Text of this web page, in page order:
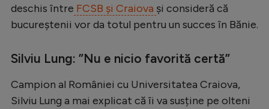
EURO 2024
Clasamente
deschis între FCSB și Craiova și consideră că
bucureștenii vor da totul pentru un succes în Bănie.
Silviu Lung: ”Nu e nicio favorită certă”
Campion al României cu Universitatea Craiova,
Silviu Lung a mai explicat că îi va susține pe olteni